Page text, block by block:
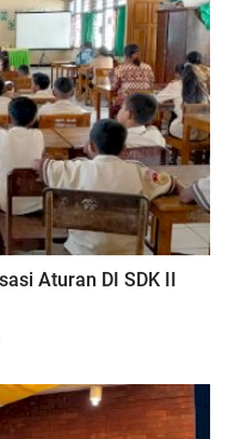
Aturan DI SDK II